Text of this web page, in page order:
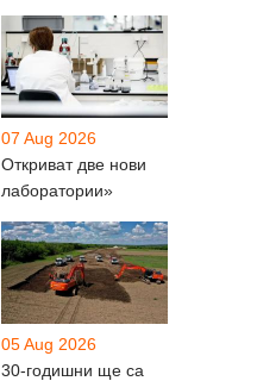
07 Aug 2026
Откриват две нови
лаборатории»
05 Aug 2026
30-годишни ще са